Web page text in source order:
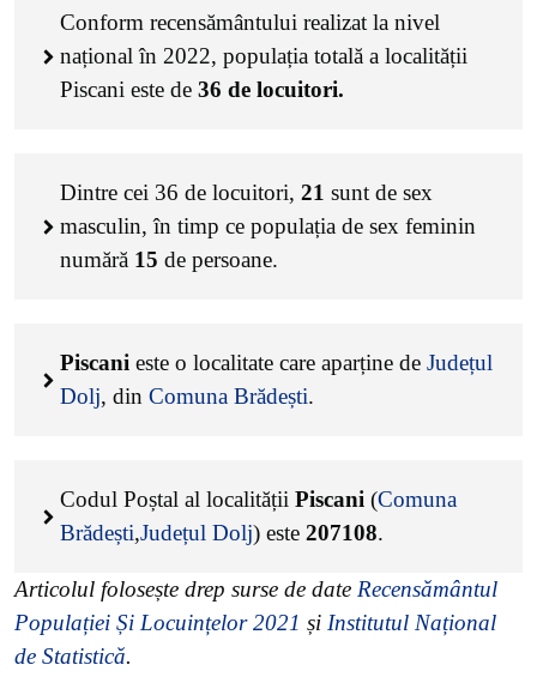
Conform recensământului realizat la nivel
național în 2022, populația totală a localității
Piscani este de 36 de locuitori.
Dintre cei 36 de locuitori, 21 sunt de sex
masculin, în timp ce populația de sex feminin
numără 15 de persoane.
Piscani este o localitate care aparține de Județul
Dolj, din Comuna Brădești.
Codul Poștal al localității Piscani (Comuna
Brădești,Județul Dolj) este 207108.
Articolul folosește drep surse de date Recensământul
Populației Și Locuințelor 2021 și Institutul Național
de Statistică.